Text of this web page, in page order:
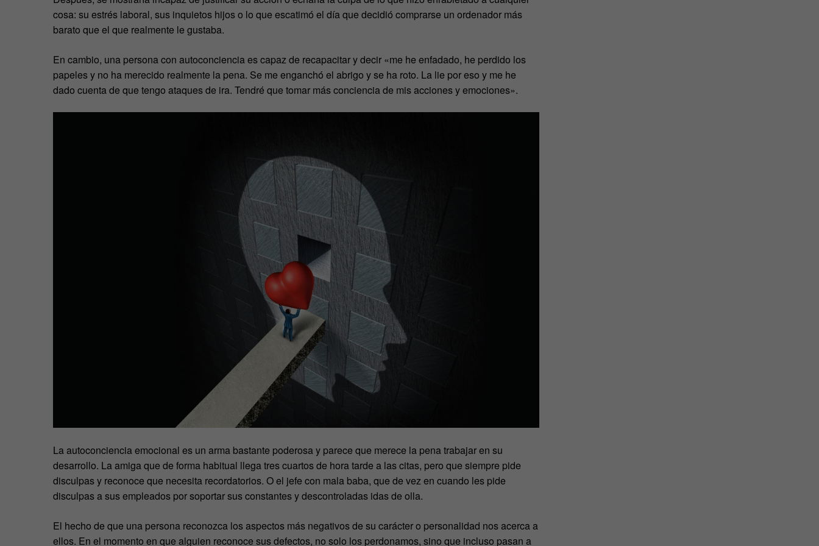
cosa: su estrés laboral, sus inquietos hijos o lo que escatimó el día que decidió comprarse un ordenador más
barato que el que realmente le gustaba.
En cambio, una persona con autoconciencia es capaz de recapacitar y decir «me he enfadado, he perdido los
papeles y no ha merecido realmente la pena. Se me enganchó el abrigo y se ha roto. La lie por eso y me he
dado cuenta de que tengo ataques de ira. Tendré que tomar más conciencia de mis acciones y emociones».
La autoconciencia emocional es un arma bastante poderosa y parece que merece la pena trabajar en su
desarrollo. La amiga que de forma habitual llega tres cuartos de hora tarde a las citas, pero que siempre pide
disculpas y reconoce que necesita recordatorios. O el jefe con mala baba, que de vez en cuando les pide
disculpas a sus empleados por soportar sus constantes y descontroladas idas de olla.
El hecho de que una persona reconozca los aspectos más negativos de su carácter o personalidad nos acerca a
ellos. En el momento en que alguien reconoce sus defectos, no solo los perdonamos, sino que incluso pasan a